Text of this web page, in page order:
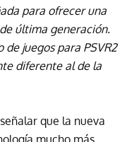
para ofrecer una
última generación.
juegos para PSVR2
diferente al de la
que la nueva
mucho más